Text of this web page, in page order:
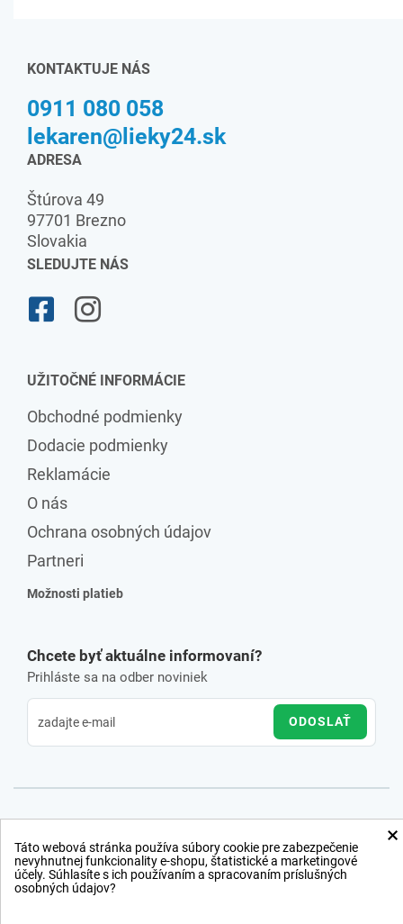
KONTAKTUJE NÁS
0911 080 058
lekaren@lieky24.sk
ADRESA
Štúrova 49
97701 Brezno
Slovakia
SLEDUJTE NÁS
UŽITOČNÉ INFORMÁCIE
Obchodné podmienky
Dodacie podmienky
Reklamácie
O nás
Ochrana osobných údajov
Partneri
Možnosti platieb
Chcete byť aktuálne informovaní?
Prihláste sa na odber noviniek
ODOSLAŤ
×
Táto webová stránka používa súbory cookie pre zabezpečenie
nevyhnutnej funkcionality e-shopu, štatistické a marketingové
účely. Súhlasíte s ich používaním a spracovaním príslušných
osobných údajov?